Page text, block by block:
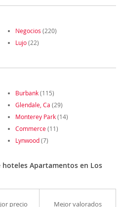
Negocios (220)
Lujo(22)
Burbank(115)
Glendale, Ca (29)
Monterey Park(14)
Commerce(11)
Lynwood(7)
Apartamentos en Los
precio Mejor valorados